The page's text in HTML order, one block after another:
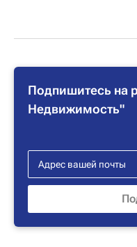
Подпишитесь на
Недвижимость"